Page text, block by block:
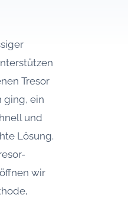
Tresor
ging, ein
und
Lösung.
wir